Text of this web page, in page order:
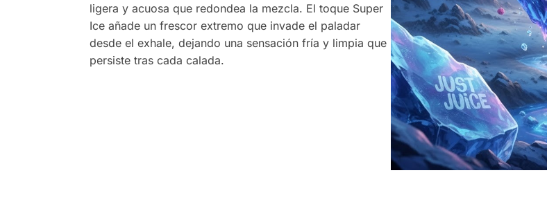
ligera y acuosa que redondea la mezcla. El toque Super
Ice añade un frescor extremo que invade el paladar
desde el exhale, dejando una sensación fría y limpia que
persiste tras cada calada.